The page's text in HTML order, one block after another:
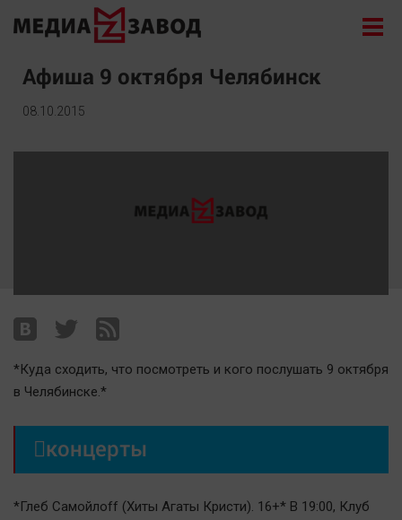
Новости
Курилка
Поиск
Архив
Общество
Политика
Афиша 9 октября Челябинск
08.10.2015
*Куда сходить, что посмотреть и кого послушать 9 октября
в Челябинске.*
концерты
*Глеб Самойлоff (Хиты Агаты Кристи). 16+* В 19:00, Клуб